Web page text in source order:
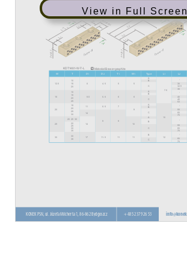
View in Full Screen